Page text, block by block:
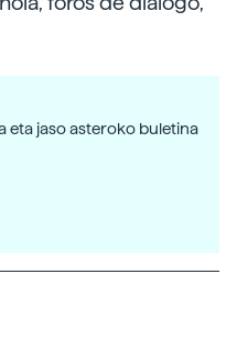
eta jaso asteroko buletina